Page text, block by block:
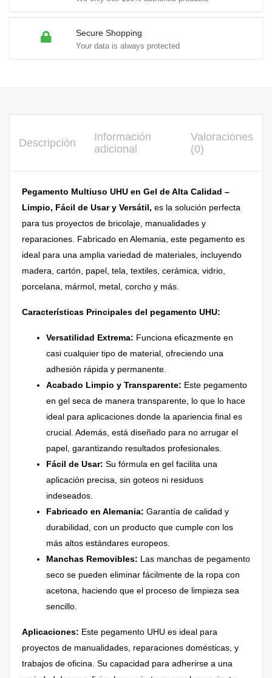
Secure Shopping
Your data is always protected
Descripción
Información
adicional
Valoraciones
(0)
Pegamento Multiuso UHU en Gel de Alta Calidad –
Limpio, Fácil de Usar y Versátil, es la solución perfecta
para tus proyectos de bricolaje, manualidades y
reparaciones. Fabricado en Alemania, este pegamento es
ideal para una amplia variedad de materiales, incluyendo
madera, cartón, papel, tela, textiles, cerámica, vidrio,
porcelana, mármol, metal, corcho y más.
Características Principales del pegamento UHU:
Versatilidad Extrema: Funciona eficazmente en
casi cualquier tipo de material, ofreciendo una
adhesión rápida y permanente.
Acabado Limpio y Transparente: Este pegamento
en gel seca de manera transparente, lo que lo hace
ideal para aplicaciones donde la apariencia final es
crucial. Además, está diseñado para no arrugar el
papel, garantizando resultados profesionales.
Fácil de Usar: Su fórmula en gel facilita una
aplicación precisa, sin goteos ni residuos
indeseados.
Fabricado en Alemania: Garantía de calidad y
durabilidad, con un producto que cumple con los
más altos estándares europeos.
Manchas Removibles: Las manchas de pegamento
seco se pueden eliminar fácilmente de la ropa con
acetona, haciendo que el proceso de limpieza sea
sencillo.
Aplicaciones: Este pegamento UHU es ideal para
proyectos de manualidades, reparaciones domésticas, y
trabajos de oficina. Su capacidad para adherirse a una